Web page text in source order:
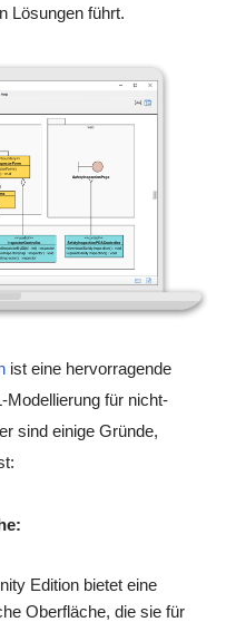
Lösungen führt.
ist eine hervorragende
Modellierung für nicht-
sind einige Gründe,
Edition bietet eine
Oberfläche, die sie für